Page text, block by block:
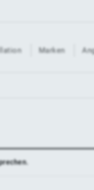
Marken